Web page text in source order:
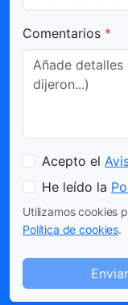
Comentarios *
Acepto el
He leído la
Utilizamos cookies
Política de cookies.